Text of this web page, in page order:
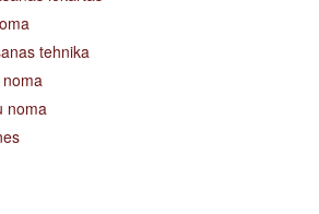
tehnika
noma